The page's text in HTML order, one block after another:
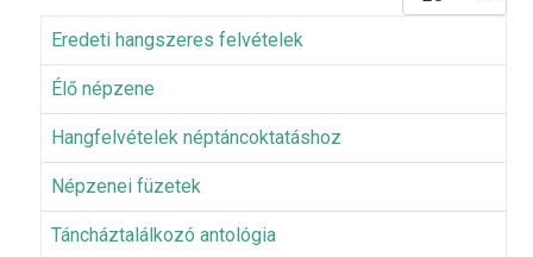
Eredeti hangszeres felvételek
Élő népzene
Hangfelvételek néptáncoktatáshoz
Népzenei füzetek
Táncháztalálkozó antológia